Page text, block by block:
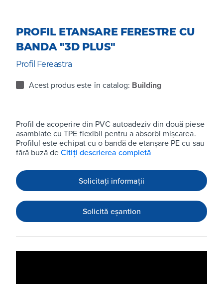
PROFIL ETANSARE FERESTRE CU
BANDA "3D PLUS"
Profil Fereastra
Acest produs este în catalog: Building
Profil de acoperire din PVC autoadeziv din două piese
asamblate cu TPE flexibil pentru a absorbi mișcarea.
Profilul este echipat cu o bandă de etanșare PE cu sau
fără buză deCitiți descrierea completă
Solicitați informații
Solicită eșantion